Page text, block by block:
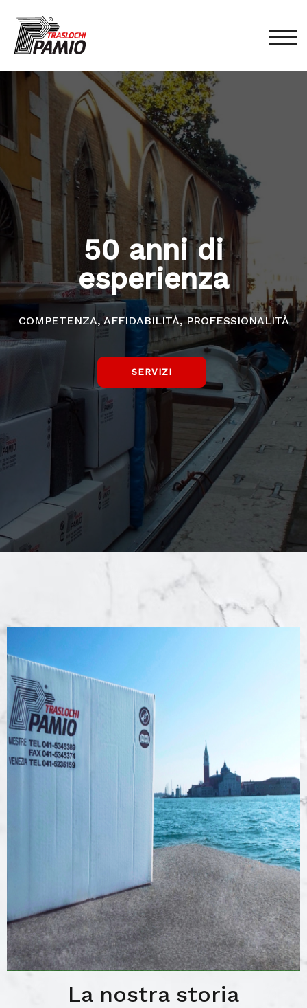
50 anni di
esperienza
COMPETENZA, AFFIDABILITÀ, PROFESSIONALITÀ
SERVIZI
La nostra storia